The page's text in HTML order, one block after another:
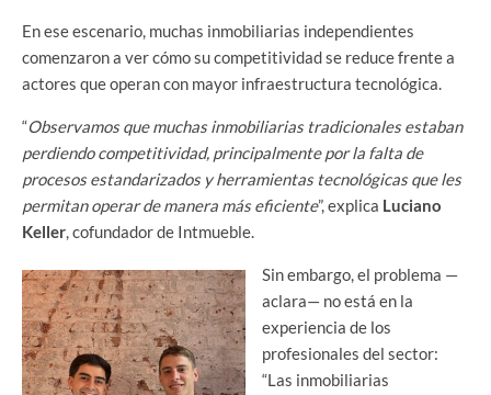
En ese escenario, muchas inmobiliarias independientes
comenzaron a ver cómo su competitividad se reduce frente a
actores que operan con mayor infraestructura tecnológica.
“Observamos que muchas inmobiliarias tradicionales estaban
perdiendo competitividad, principalmente por la falta de
procesos estandarizados y herramientas tecnológicas que les
permitan operar de manera más eficiente”, explica Luciano
Keller, cofundador de Intmueble.
Sin embargo, el problema —
aclara— no está en la
experiencia de los
profesionales del sector:
“Las inmobiliarias